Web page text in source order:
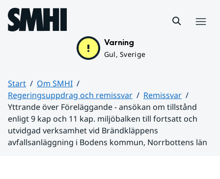
Hoppa till sidans innehåll
Varning
Gul, Sverige
Start
Om SMHI
Regeringsuppdrag och remissvar
Remissvar
Yttrande över Föreläggande - ansökan om tillstånd
enligt 9 kap och 11 kap. miljöbalken till fortsatt och
utvidgad verksamhet vid Brändkläppens
avfallsanläggning i Bodens kommun, Norrbottens län